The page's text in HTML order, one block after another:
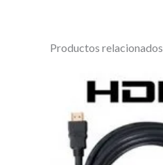
Productos relacionados